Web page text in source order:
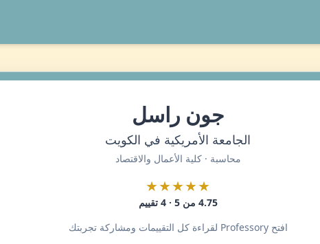
جون راسل
الجامعة الأمريكية في الكويت
محاسبة · كلية الأعمال والاقتصاد
★★★★★
4.75 من 5 · 4 تقييم
افتح Professory لقراءة كل التقييمات ومشاركة تجربتك